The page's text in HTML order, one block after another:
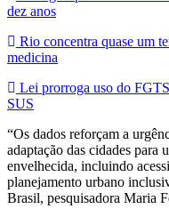
dez anos
Rio concentra quase um
medicina
Lei prorroga uso do
SUS
“Os dados reforçam a
adaptação das cidades para
envelhecida, incluindo
planejamento urbano
Brasil, pesquisadora Maria